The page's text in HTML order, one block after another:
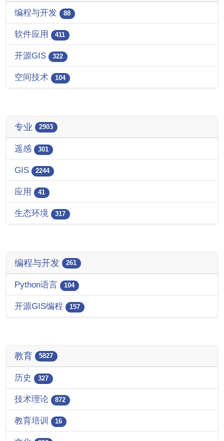
编程与开发 88
软件应用 411
开源GIS 322
空间技术 104
专业 2903
遥感 301
GIS 2244
应用 41
生态环境 317
编程与开发 261
Python语言 104
开源GIS编程 157
教育 5827
历史 327
技术理论 872
教育培训 16